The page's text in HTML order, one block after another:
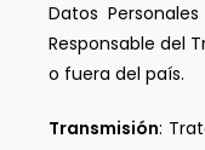
Datos
Responsable del
o fuera del país.
Transmisión: